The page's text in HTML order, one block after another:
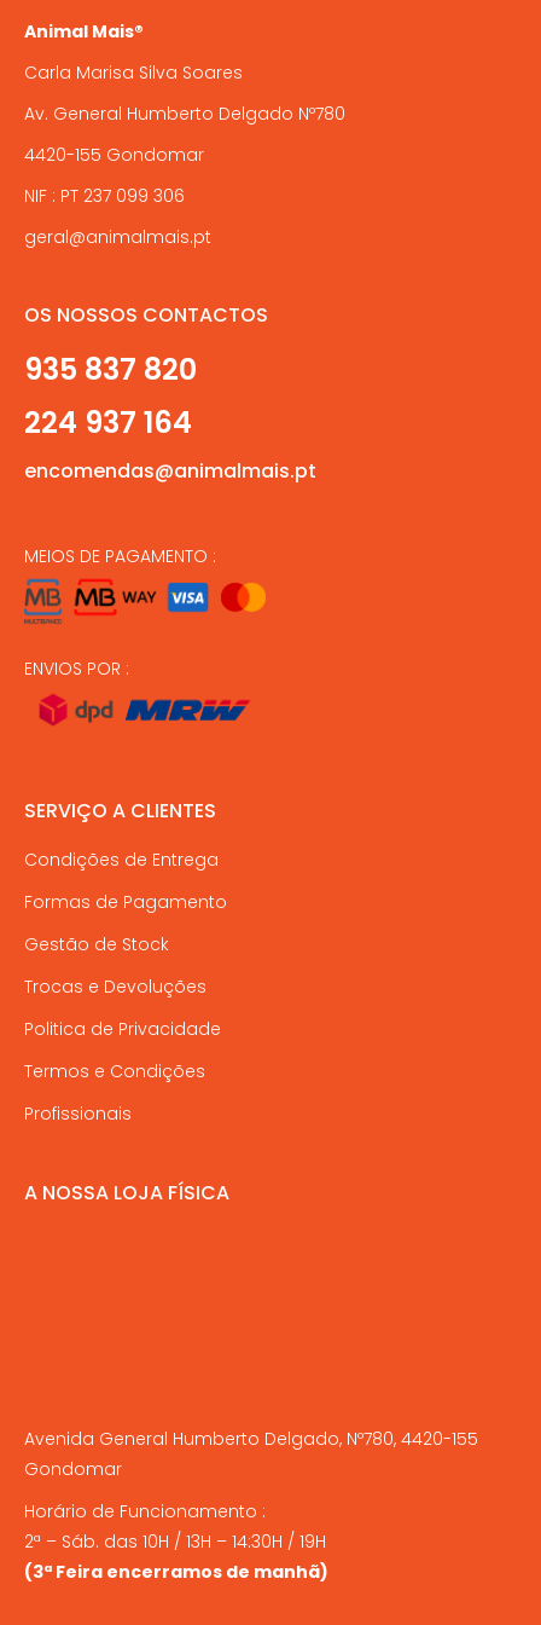
Animal Mais®
Carla Marisa Silva Soares
Av. General Humberto Delgado Nº780
4420-155 Gondomar
NIF : PT 237 099 306
geral@animalmais.pt
OS NOSSOS CONTACTOS
935 837 820
224 937 164
encomendas@animalmais.pt
MEIOS DE PAGAMENTO :
ENVIOS POR :
SERVIÇO A CLIENTES
Condições de Entrega
Formas de Pagamento
Gestão de Stock
Trocas e Devoluções
Politica de Privacidade
Termos e Condições
Profissionais
A NOSSA LOJA FÍSICA
Avenida General Humberto Delgado, Nº780, 4420-155
Gondomar
Horário de Funcionamento :
2ª – Sáb. das 10H / 13H – 14:30H / 19H
(3ª Feira encerramos de manhã)